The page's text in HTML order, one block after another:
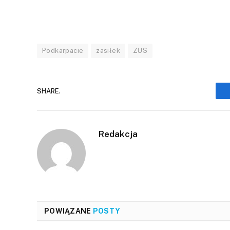
Podkarpacie zasiłek ZUS
SHARE.
Redakcja
POWIĄZANE POSTY